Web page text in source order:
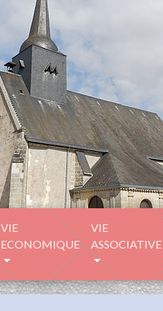
VIE
ECONOMIQUE
VIE
ASSOCIATIVE